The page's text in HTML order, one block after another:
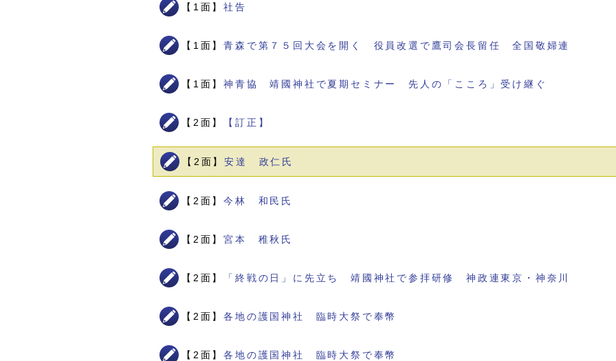
【1面】社告
【1面】青森で第７５回大会を開く 役員改選で鷹司会長留任 全国敬婦連
【1面】神青協 靖國神社で夏期セミナー 先人の「こころ」受け継ぐ
【2面】 【訂正】
【2面】安達 政仁氏
【2面】今林 和民氏
【2面】宮本 稚秋氏
【2面】 「終戦の日」に先立ち 靖國神社で参拝研修 神政連東京・神奈川
【2面】各地の護国神社 臨時大祭で奉幣
【2面】各地の護国神社 臨時大祭で奉幣